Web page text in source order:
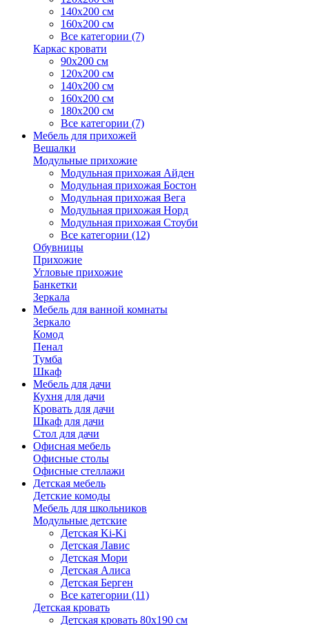
140х200 см
160х200 см
Все категории (7)
Каркас кровати
90х200 см
120х200 см
140х200 см
160х200 см
180х200 см
Все категории (7)
Мебель для прихожей
Вешалки
Модульные прихожие
Модульная прихожая Айден
Модульная прихожая Бостон
Модульная прихожая Вега
Модульная прихожая Норд
Модульная прихожая Стоуби
Все категории (12)
Обувницы
Прихожие
Угловые прихожие
Банкетки
Зеркала
Мебель для ванной комнаты
Зеркало
Комод
Пенал
Тумба
Шкаф
Мебель для дачи
Кухня для дачи
Кровать для дачи
Шкаф для дачи
Стол для дачи
Офисная мебель
Офисные столы
Офисные стеллажи
Детская мебель
Детские комоды
Мебель для школьников
Модульные детские
Детская Ki-Ki
Детская Лавис
Детская Мори
Детская Алиса
Детская Берген
Все категории (11)
Детская кровать
Детская кровать 80х190 см